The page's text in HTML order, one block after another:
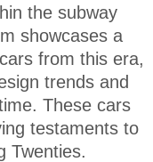
the subway
showcases a
from this era,
trends and
These cars
testaments to
Twenties.